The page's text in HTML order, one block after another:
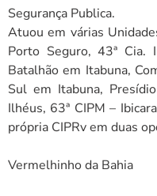
Segurança Publica.
Atuou em várias
Porto Seguro, 43ª Cia.
Batalhão em Itabuna,
Sul em Itabuna,
Ilhéus, 63ª CIPM –
própria CIPRv em duas
Vermelhinho da Bahia